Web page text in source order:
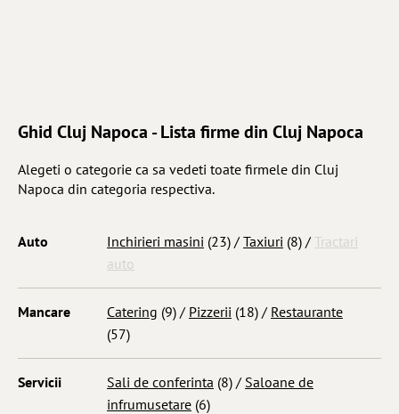
Ghid Cluj Napoca - Lista firme din Cluj Napoca
Alegeti o categorie ca sa vedeti toate firmele din Cluj
Napoca din categoria respectiva.
Auto Inchirieri masini (23) / Taxiuri (8) / Tractari
auto
Mancare Catering (9) / Pizzerii (18) / Restaurante
(57)
Servicii Sali de conferinta (8) / Saloane de
infrumusetare (6)